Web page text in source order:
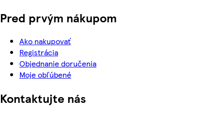
Pred prvým nákupom
Ako nakupovať
Registrácia
Objednanie doručenia
Moje obľúbené
Kontaktujte nás